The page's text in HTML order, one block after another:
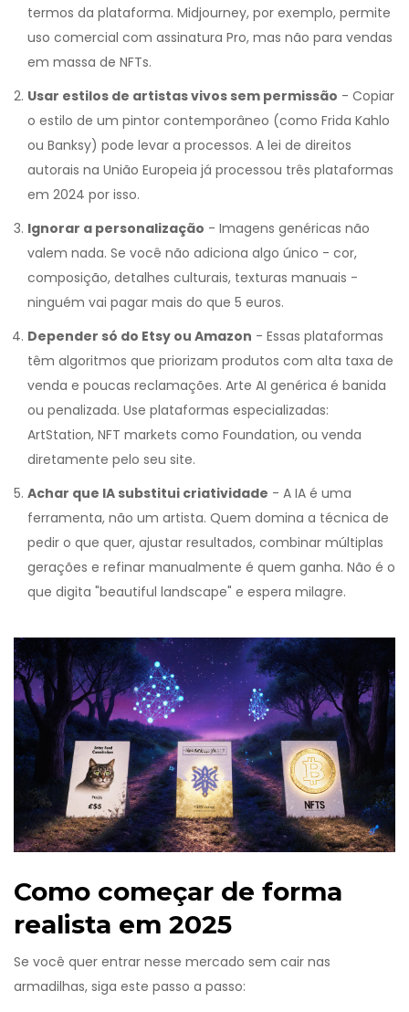
termos da plataforma. Midjourney, por exemplo, permite
uso comercial com assinatura Pro, mas não para vendas
em massa de NFTs.
Usar estilos de artistas vivos sem permissão - Copiar
o estilo de um pintor contemporâneo (como Frida Kahlo
ou Banksy) pode levar a processos. A lei de direitos
autorais na União Europeia já processou três plataformas
em 2024 por isso.
Ignorar a personalização - Imagens genéricas não
valem nada. Se você não adiciona algo único - cor,
composição, detalhes culturais, texturas manuais -
ninguém vai pagar mais do que 5 euros.
Depender só do Etsy ou Amazon - Essas plataformas
têm algoritmos que priorizam produtos com alta taxa de
venda e poucas reclamações. Arte AI genérica é banida
ou penalizada. Use plataformas especializadas:
ArtStation, NFT markets como Foundation, ou venda
diretamente pelo seu site.
Achar que IA substitui criatividade - A IA é uma
ferramenta, não um artista. Quem domina a técnica de
pedir o que quer, ajustar resultados, combinar múltiplas
gerações e refinar manualmente é quem ganha. Não é o
que digita "beautiful landscape" e espera milagre.
Como começar de forma
realista em 2025
Se você quer entrar nesse mercado sem cair nas
armadilhas, siga este passo a passo: